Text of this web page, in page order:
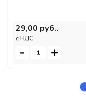
29,00 руб..
c НДС
- +